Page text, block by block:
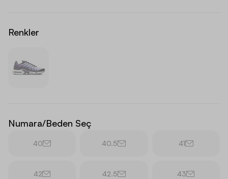
Renkler
Numara/Beden Seç
40 40.5 41
42 42.5 43